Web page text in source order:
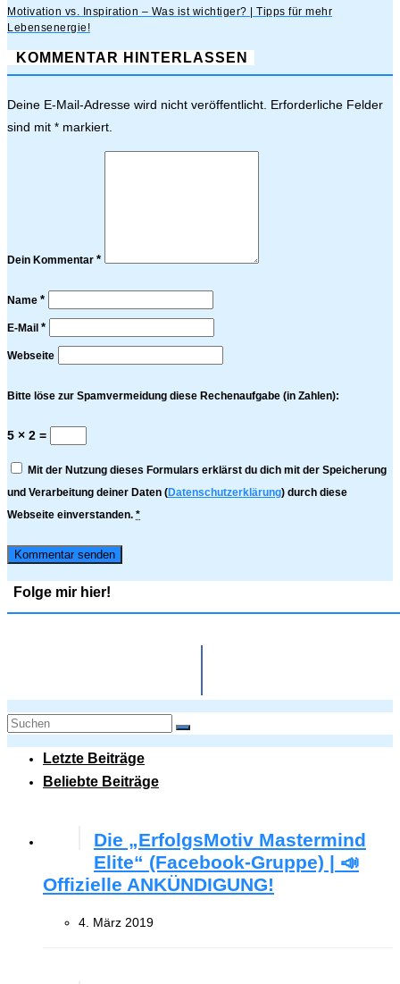
Motivation vs. Inspiration – Was ist wichtiger? | Tipps für mehr
Lebensenergie!
KOMMENTAR HINTERLASSEN
Deine E-Mail-Adresse wird nicht veröffentlicht. Erforderliche Felder
sind mit * markiert.
Dein Kommentar *
Name *
E-Mail *
Webseite
Bitte löse zur Spamvermeidung diese Rechenaufgabe (in Zahlen):
5 × 2 =
Mit der Nutzung dieses Formulars erklärst du dich mit der Speicherung
und Verarbeitung deiner Daten (Datenschutzerklärung) durch diese
Webseite einverstanden. *
Folge mir hier!
Letzte Beiträge
Beliebte Beiträge
Die „ErfolgsMotiv Mastermind
Elite“ (Facebook-Gruppe) | 📣
Offizielle ANKÜNDIGUNG!
4. März 2019